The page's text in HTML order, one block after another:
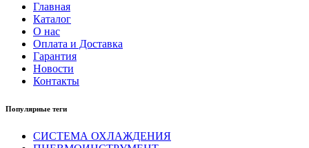
Главная
Каталог
О нас
Оплата и Доставка
Гарантия
Новости
Контакты
Популярные теги
СИСТЕМА ОХЛАЖДЕНИЯ